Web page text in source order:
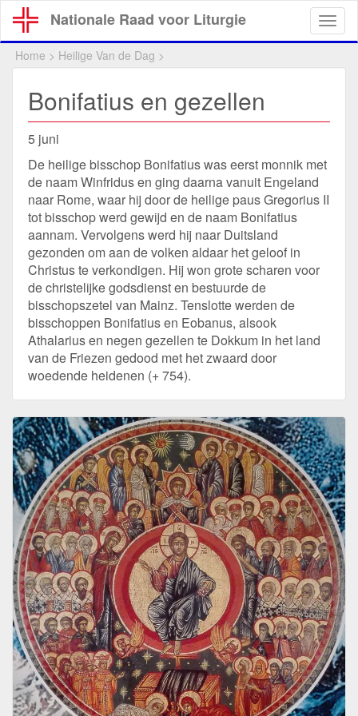
Overslaan
en
naar
Nationale Raad voor Liturgie
Home > Heilige Van de Dag >
Bonifatius en gezellen
5 juni
De heilige bisschop Bonifatius was eerst monnik met
de naam Winfridus en ging daarna vanuit Engeland
naar Rome, waar hij door de heilige paus Gregorius II
tot bisschop werd gewijd en de naam Bonifatius
aannam. Vervolgens werd hij naar Duitsland
gezonden om aan de volken aldaar het geloof in
Christus te verkondigen. Hij won grote scharen voor
de christelijke godsdienst en bestuurde de
bisschopszetel van Mainz. Tenslotte werden de
bisschoppen Bonifatius en Eobanus, alsook
Athalarius en negen gezellen te Dokkum in het land
van de Friezen gedood met het zwaard door
woedende heidenen (+ 754).